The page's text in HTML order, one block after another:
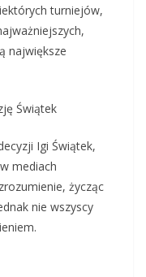
turniejów,
największe
Świątek
Igi Świątek,
mediach
życząc
nie wszyscy